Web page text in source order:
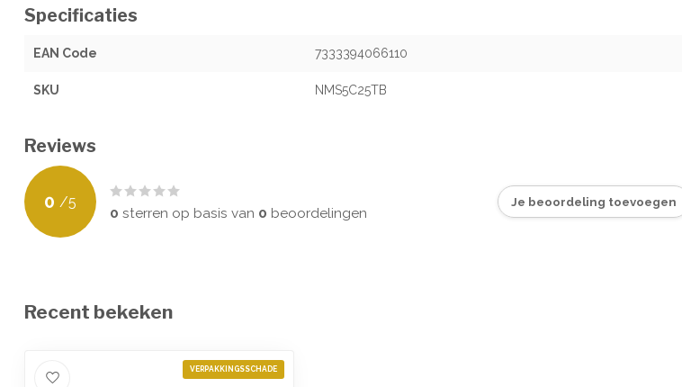
Specificaties
EAN Code 7333394066110
SKU NMS5C25TB
Reviews
0 /5
0 sterren op basis van 0 beoordelingen
Je beoordeling toevoegen
Recent bekeken
VERPAKKINGSSCHADE